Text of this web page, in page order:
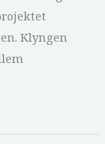
Klyngen